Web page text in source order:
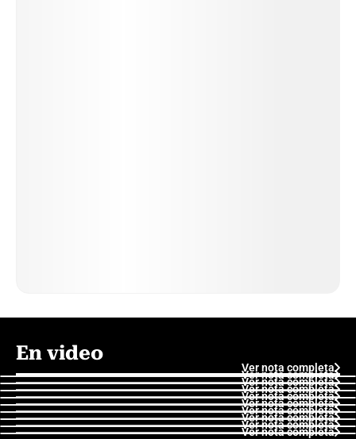
En video
Ver nota completa
Ver nota completa
Ver nota completa
Ver nota completa
Ver nota completa
Ver nota completa
Ver nota completa
Ver nota completa
Ver nota completa
Ver nota completa